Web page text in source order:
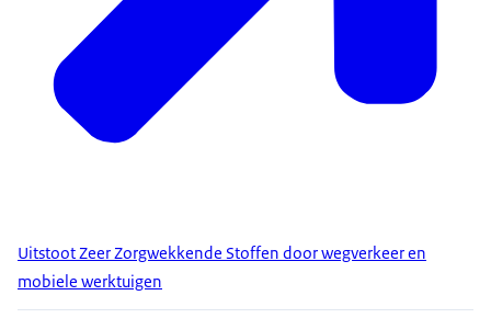
Uitstoot Zeer Zorgwekkende Stoffen door wegverkeer en
mobiele werktuigen